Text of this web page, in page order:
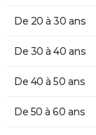
De 20 à 30 ans
De 30 à 40 ans
De 40 à 50 ans
De 50 à 60 ans